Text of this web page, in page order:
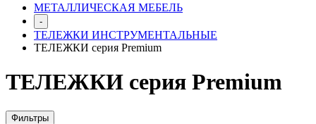
МЕТАЛЛИЧЕСКАЯ МЕБЕЛЬ
-
ТЕЛЕЖКИ ИНСТРУМЕНТАЛЬНЫЕ
ТЕЛЕЖКИ серия Premium
ТЕЛЕЖКИ серия Premium
Фильтры